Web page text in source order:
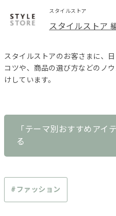
スタイルストア
スタイルストア
スタイルストアのお客さまに、
コツや、商品の選び方などのノ
けしています。
#ファッション
「テーマ別おすすめアイ
る